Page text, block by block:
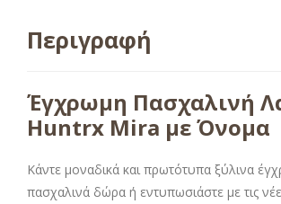
Περιγραφή
Έγχρωμη Πασχαλινή
Huntrx Mira με Όνομα
Κάντε μοναδικά και πρωτότυπα ξύλινα
πασχαλινά δώρα ή εντυπωσιάστε με τις